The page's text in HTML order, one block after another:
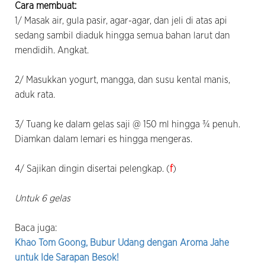
Cara membuat:
1/ Masak air, gula pasir, agar-agar, dan jeli di atas api
sedang sambil diaduk hingga semua bahan larut dan
mendidih. Angkat.
2/ Masukkan yogurt, mangga, dan susu kental manis,
aduk rata.
3/ Tuang ke dalam gelas saji @ 150 ml hingga ¾ penuh.
Diamkan dalam lemari es hingga mengeras.
4/ Sajikan dingin disertai pelengkap. (f)
Untuk 6 gelas
Baca juga:
Khao Tom Goong, Bubur Udang dengan Aroma Jahe
untuk Ide Sarapan Besok!